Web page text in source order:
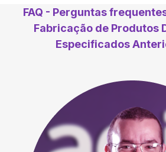
FAQ - Perguntas
Fabricação de Produtos
Especificados